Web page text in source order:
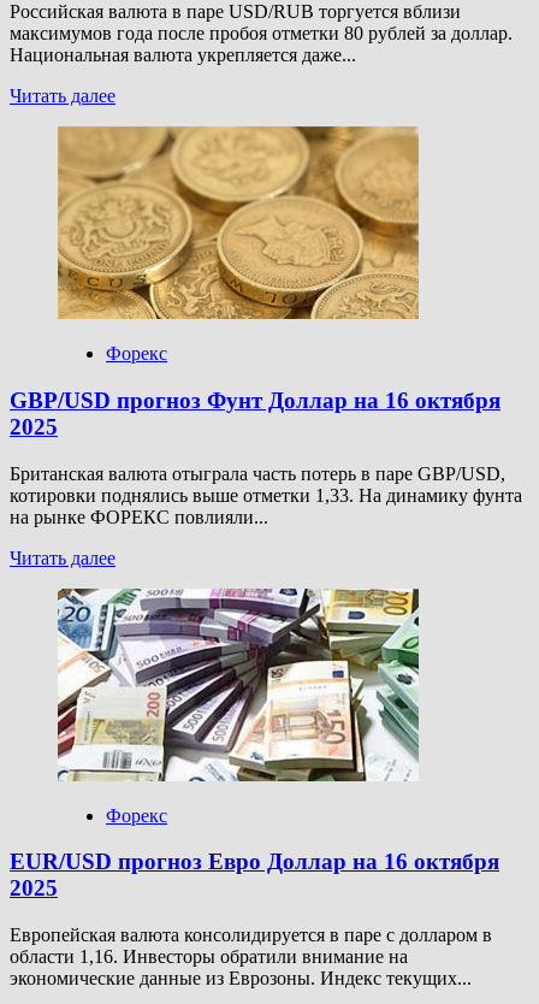
Российская валюта в паре USD/RUB торгуется вблизи
максимумов года после пробоя отметки 80 рублей за доллар.
Национальная валюта укрепляется даже...
Читать далееПрочитать
USD/RUB
прогноз
Доллар
Рубль
на
16
октября
2025
Форекс
GBP/USD прогноз Фунт Доллар на 16 октября
2025
Британская валюта отыграла часть потерь в паре GBP/USD,
котировки поднялись выше отметки 1,33. На динамику фунта
на рынке ФОРЕКС повлияли...
Читать далееПрочитать
о
GBP/USD
прогноз
Фунт
Доллар
16
октября
2025
Форекс
EUR/USD прогноз Евро Доллар на 16 октября
2025
Европейская валюта консолидируется в паре с долларом в
области 1,16. Инвесторы обратили внимание на
экономические данные из Еврозоны. Индекс текущих...